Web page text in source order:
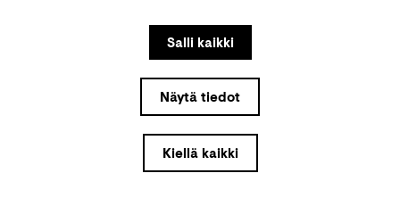
Salli kaikki
Näytä tiedot
Kiellä kaikki